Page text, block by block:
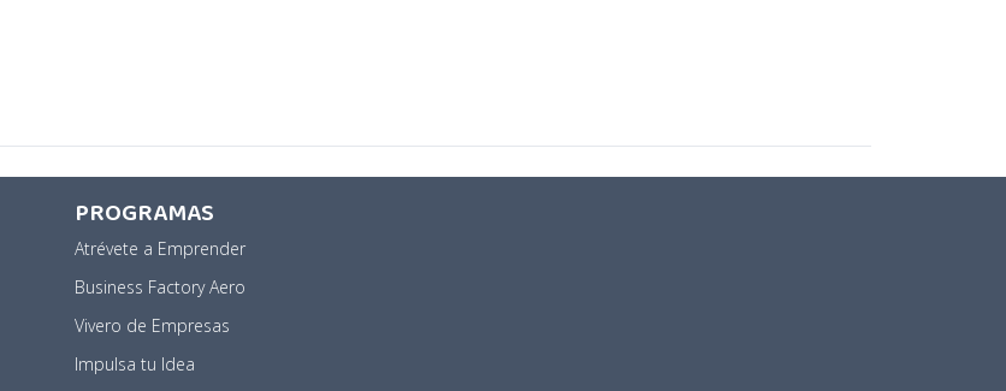
PROGRAMAS
Atrévete a Emprender
Business Factory Aero
Vivero de Empresas
Impulsa tu Idea